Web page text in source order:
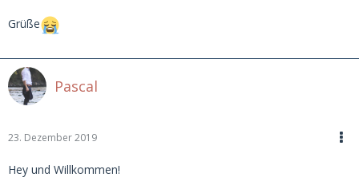
Grüße
Pascal
23. Dezember 2019
Hey und Willkommen!